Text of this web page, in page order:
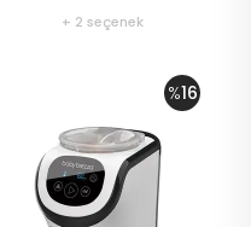
+ 2 seçenek
%16